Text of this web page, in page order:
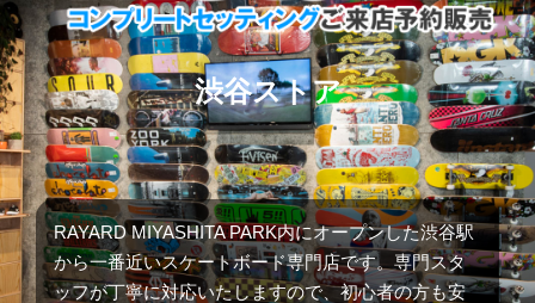
渋谷ストア
RAYARD MIYASHITA PARK内にオープンした渋谷駅
から一番近いスケートボード専門店です。専門スタ
ッフが丁寧に対応いたしますので、初心者の方も安